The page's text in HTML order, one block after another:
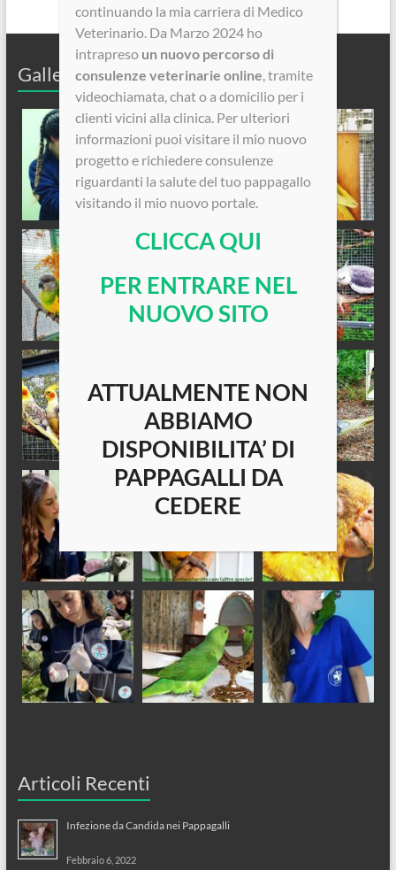
Galleria Fotografica
Articoli Recenti
Infezione da Candida nei Pappagalli
Febbraio 6, 2022
continuando la mia carriera di Medico
Veterinario. Da Marzo 2024 ho
intrapreso un nuovo percorso di
consulenze veterinarie online, tramite
videochiamata, chat o a domicilio per i
clienti vicini alla clinica. Per ulteriori
informazioni puoi visitare il mio nuovo
progetto e richiedere consulenze
riguardanti la salute del tuo pappagallo
visitando il mio nuovo portale.
CLICCA QUI
PER ENTRARE NEL
NUOVO SITO
ATTUALMENTE NON
ABBIAMO
DISPONIBILITA’ DI
PAPPAGALLI DA
CEDERE